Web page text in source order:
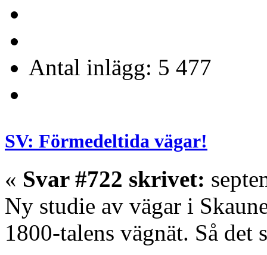
Antal inlägg: 5 477
SV: Förmedeltida vägar!
« Svar #722 skrivet:
Ny studie av vägar i
1800-talens vägnät. Så det